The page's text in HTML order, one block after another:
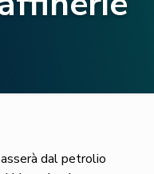
dal petrolio